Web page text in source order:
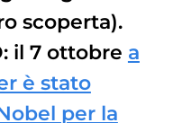
scoperta).
il 7 ottobre a
è stato
per la